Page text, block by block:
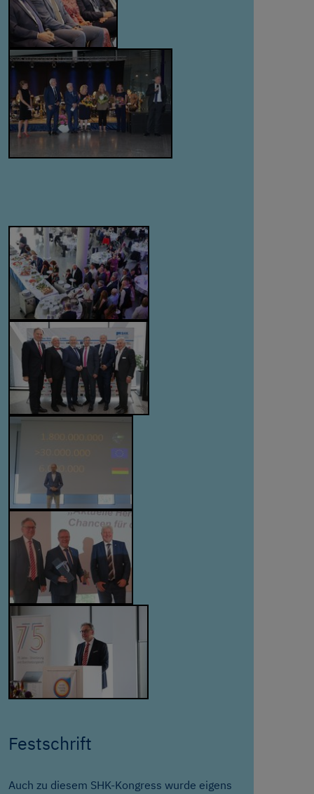
Festschrift
Auch zu diesem SHK-Kongress wurde eigens